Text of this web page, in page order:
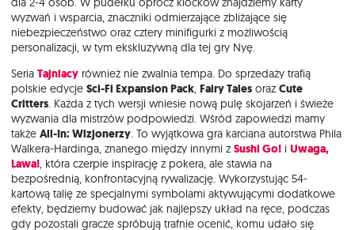
wyzwań i wsparcia, znaczniki odmierzające zbliżające się
niebezpieczeństwo oraz cztery minifigurki z możliwością
personalizacji, w tym ekskluzywną dla tej gry Nyę.
Seria Tajniacy również nie zwalnia tempa. Do sprzedaży trafią
polskie edycje Sci-Fi Expansion Pack, Fairy Tales oraz Cute
Critters. Każda z tych wersji wniesie nową pulę skojarzeń i świeże
wyzwania dla mistrzów podpowiedzi. Wśród zapowiedzi mamy
także All-In: Wizjonerzy. To wyjątkowa gra karciana autorstwa Phila
Walkera-Hardinga, znanego między innymi z Sushi Go! i Uwaga,
Lawa!, która czerpie inspirację z pokera, ale stawia na
bezpośrednią, konfrontacyjną rywalizację. Wykorzystując 54-
kartową talię ze specjalnymi symbolami aktywującymi dodatkowe
efekty, będziemy budować jak najlepszy układ na ręce, podczas
gdy pozostali gracze spróbują trafnie ocenić, komu udało się